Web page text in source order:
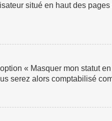
situé en haut des
« Masquer mon statut
serez alors comptabilisé